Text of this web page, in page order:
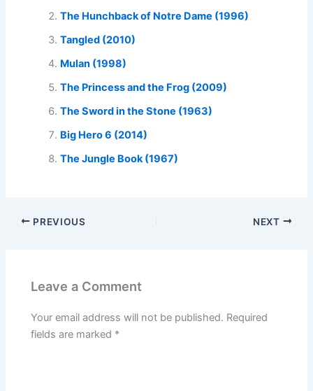
The Hunchback of Notre Dame (1996)
Tangled (2010)
Mulan (1998)
The Princess and the Frog (2009)
The Sword in the Stone (1963)
Big Hero 6 (2014)
The Jungle Book (1967)
PREVIOUS NEXT
Leave a Comment
Your email address will not be published. Required
fields are marked *